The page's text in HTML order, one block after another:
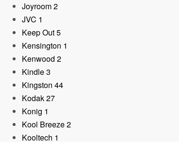
Joyroom2
JVC 1
Keep Out5
Kensington 1
Kenwood 2
Kindle3
Kingston 44
Kodak27
Konig 1
Kool Breeze2
Kooltech 1